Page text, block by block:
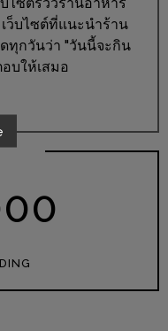
ว็บไซต์ที่แนะนำร้าน
ทุกวันว่า "วันนี้จะกิน
บให้เสมอ
00